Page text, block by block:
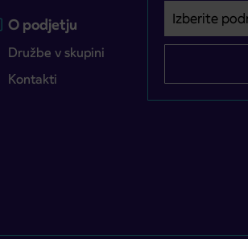
O podjetju
Družbe v skupini
Kontakti
Izberite
Področje je